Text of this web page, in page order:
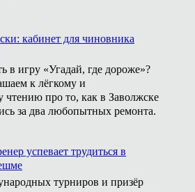
кабинет для чиновника
в игру «Угадай, где дороже»?
к лёгкому и
про то, как в Заволжске
за два любопытных ремонта.
успевает трудиться в
турниров и призёр